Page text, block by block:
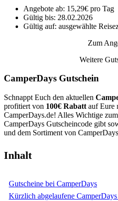
Zum
Angebote ab: 15,29€ pro Tag
Gültig bis: 28.02.2026
Gültig auf: ausgewählte
Weitere
CamperDays Gutschein
Schnappt Euch den aktuellen
profitiert von 100€ Rabatt auf Eure
CamperDays.de! Alles Wichtige
CamperDays Gutscheincode gibt
und dem Sortiment von
Inhalt
Gutscheine bei CamperDays
Kürzlich abgelaufene